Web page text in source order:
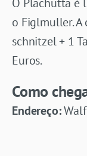
o Figlmuller. A
schnitzel + 1
Euros.
Como
Endereço: